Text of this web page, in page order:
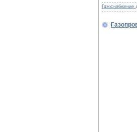
Газоснабжение